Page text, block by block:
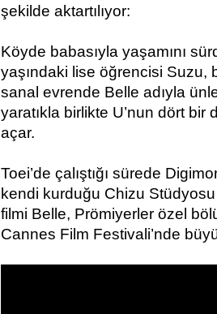
şekilde aktartılıyor:
Köyde babasıyla yaşamını
yaşındaki lise öğrencisi Suzu,
sanal evrende Belle adıyla
yaratıkla birlikte U’nun dört
açar.
Toei’de çalıştığı sürede
kendi kurduğu Chizu
filmi Belle, Prömiyerler özel
Cannes Film Festivali’nde